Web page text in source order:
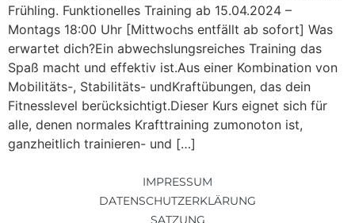
Frühling. Funktionelles Training ab 15.04.2024 –
Montags 18:00 Uhr [Mittwochs entfällt ab sofort] Was
erwartet dich?Ein abwechslungsreiches Training das
Spaß macht und effektiv ist.Aus einer Kombination von
Mobilitäts-, Stabilitäts- undKraftübungen, das dein
Fitnesslevel berücksichtigt.Dieser Kurs eignet sich für
alle, denen normales Krafttraining zumonoton ist,
ganzheitlich trainieren- und […]
IMPRESSUM
DATENSCHUTZERKLÄRUNG
SATZUNG